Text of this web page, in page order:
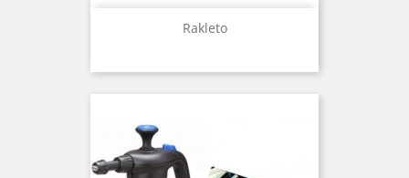
Rakleto